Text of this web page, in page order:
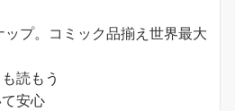
プ。コミック品揃え世界最大
読もう
安心